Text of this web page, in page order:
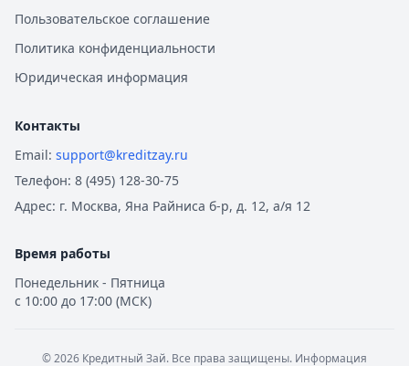
Пользовательское соглашение
Политика конфиденциальности
Юридическая информация
Контакты
Email: support@kreditzay.ru
Телефон: 8 (495) 128-30-75
Адрес: г. Москва, Яна Райниса б-р, д. 12, а/я 12
Время работы
Понедельник - Пятница
с 10:00 до 17:00 (МСК)
©2026 Кредитный Зай. Все права защищены. Информация